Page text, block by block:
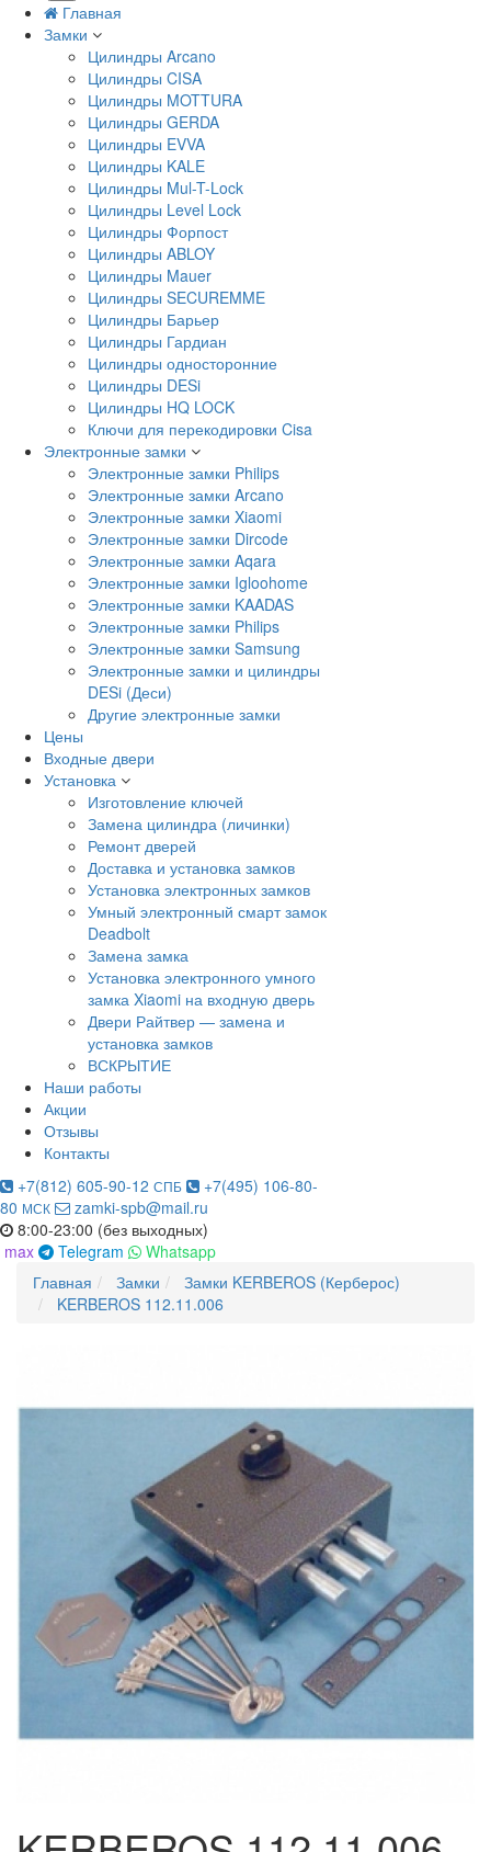
Главная
Замки
Цилиндры Arcano
Цилиндры CISA
Цилиндры MOTTURA
Цилиндры GERDA
Цилиндры EVVA
Цилиндры KALE
Цилиндры Mul-T-Lock
Цилиндры Level Lock
Цилиндры Форпост
Цилиндры ABLOY
Цилиндры Mauer
Цилиндры SECUREMME
Цилиндры Барьер
Цилиндры Гардиан
Цилиндры односторонние
Цилиндры DESi
Цилиндры HQ LOCK
Ключи для перекодировки Cisa
Электронные замки
Электронные замки Philips
Электронные замки Arcano
Электронные замки Xiaomi
Электронные замки Dircode
Электронные замки Aqara
Электронные замки Igloohome
Электронные замки KAADAS
Электронные замки Philips
Электронные замки Samsung
Электронные замки и цилиндры
DESi (Деси)
Другие электронные замки
Цены
Входные двери
Установка
Изготовление ключей
Замена цилиндра (личинки)
Ремонт дверей
Доставка и установка замков
Установка электронных замков
Умный электронный смарт замок
Deadbolt
Замена замка
Установка электронного умного
замка Xiaomi на входную дверь
Двери Райтвер — замена и
установка замков
ВСКРЫТИЕ
Наши работы
Акции
Отзывы
Контакты
+7(812) 605-90-12 СПБ
+7(495) 106-80-
80 МСК
zamki-spb@mail.ru
8:00-23:00 (без выходных)
max
Telegram
Whatsapp
Главная
Замки
Замки KERBEROS (Керберос)
KERBEROS 112.11.006